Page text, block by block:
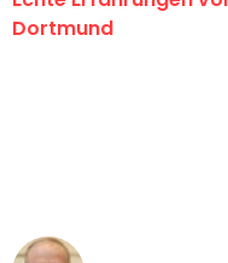
Dortmund